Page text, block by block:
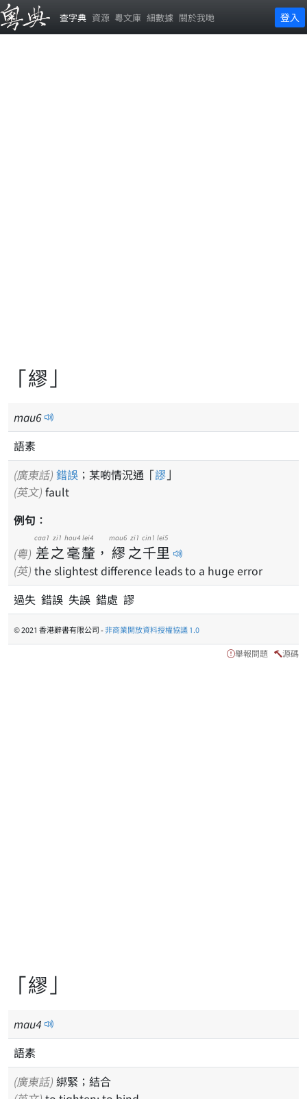
查字典 資源 粵文庫 細數據 關於我哋 登入
「繆」
mau6
語素
(廣東話) 錯誤 ；某啲情況通「謬 」
(英文) fault
例句：
(粵) 差
caa1
之
zi1
毫
hou4
釐
lei4
， 繆
mau6
之
zi1
千
cin1
里
lei5
(英) the slightest difference leads to a huge error
過失 錯誤 失誤 錯處 謬
© 2021 香港辭書有限公司 -非商業開放資料授權協議 1.0
舉報問題 源碼
「繆」
mau4
語素
(廣東話) 綁緊；結合